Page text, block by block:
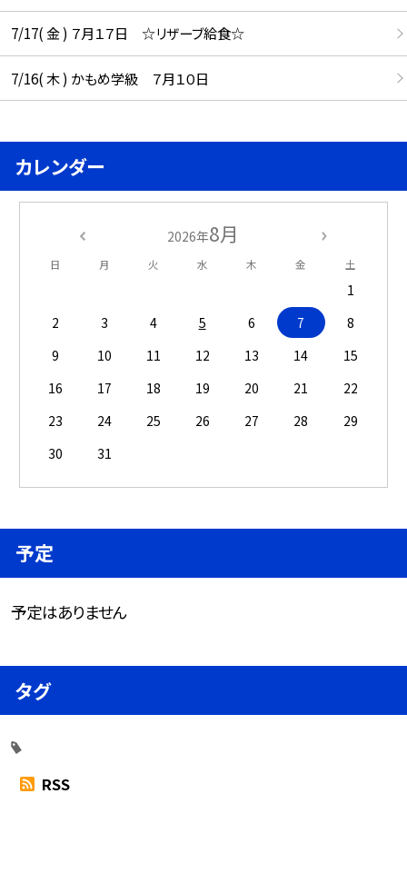
7/17( 金 ) ７月１７日 ☆リザーブ給食☆
7/16( 木 ) かもめ学級 ７月１０日
カレンダー
2026年8月
日 月 火 水 木 金 土
1
2
3 4 5 6 7
8
9
10 11 12 13 14
15
16
17 18 19 20 21
22
23
24 25 26 27 28
29
30
31
予定
予定はありません
タグ
RSS